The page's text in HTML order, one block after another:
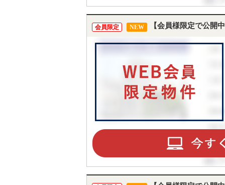
会員限定 NEW 【会員様限定で公開